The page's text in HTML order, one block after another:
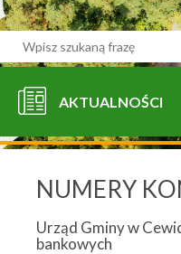
AKTUALNOŚCI
NUMERY
Urząd Gminy w
bankowych